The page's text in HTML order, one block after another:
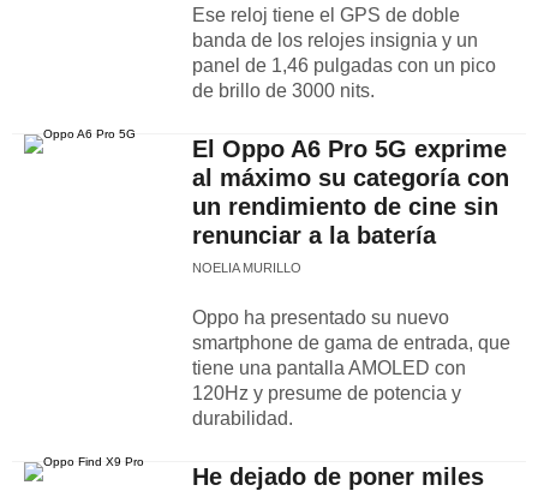
Ese reloj tiene el GPS de doble
banda de los relojes insignia y un
panel de 1,46 pulgadas con un pico
de brillo de 3000 nits.
El Oppo A6 Pro 5G exprime
al máximo su categoría con
un rendimiento de cine sin
renunciar a la batería
NOELIA MURILLO
Oppo ha presentado su nuevo
smartphone de gama de entrada, que
tiene una pantalla AMOLED con
120Hz y presume de potencia y
durabilidad.
He dejado de poner miles